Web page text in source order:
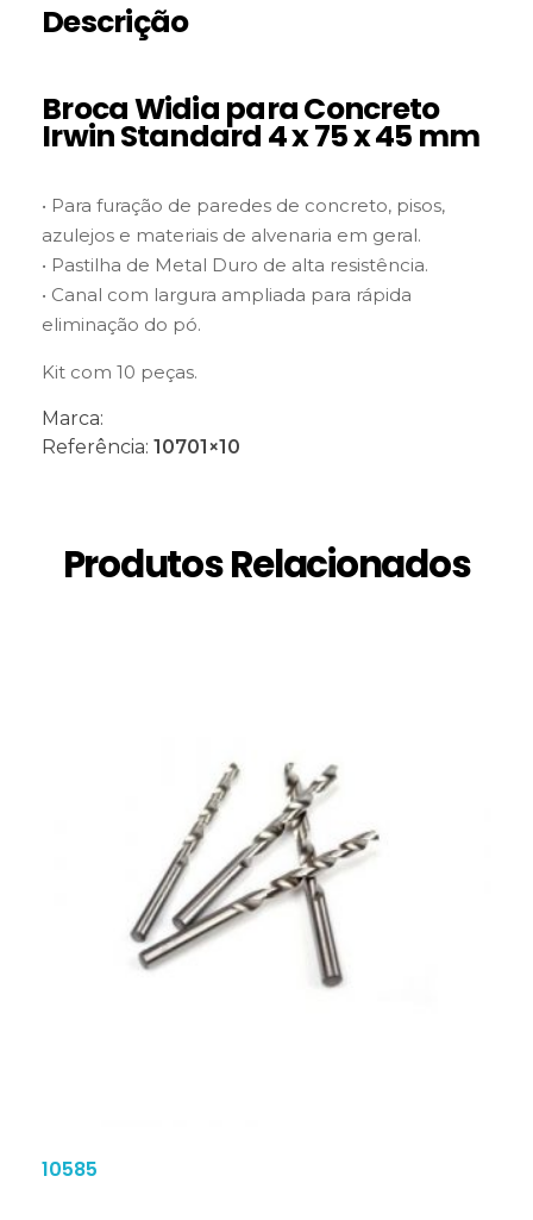
Descrição
Broca Widia para Concreto
Irwin Standard 4 x 75 x 45 mm
• Para furação de paredes de concreto, pisos,
azulejos e materiais de alvenaria em geral.
• Pastilha de Metal Duro de alta resistência.
• Canal com largura ampliada para rápida
eliminação do pó.
Kit com 10 peças.
Marca:
Referência: 10701×10
Produtos Relacionados
10585